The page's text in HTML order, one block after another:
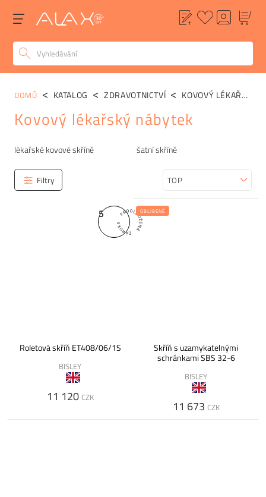
Kategorie
lékařské kovové skříně šatní skříně
DOMŮ KATALOG ZDRAVOTNICTVÍ KOVOVÝ LÉKAŘSKÝ NÁBYTEK
Kovový lékařský nábytek
Filtry Seřadit
5
Roletová skříň ET408/06/1S
BISLEY
11 120 CZK
OBLÍBENÉ
Skříň s uzamykatelnými
schránkami SBS 32-6
BISLEY
11 673 CZK